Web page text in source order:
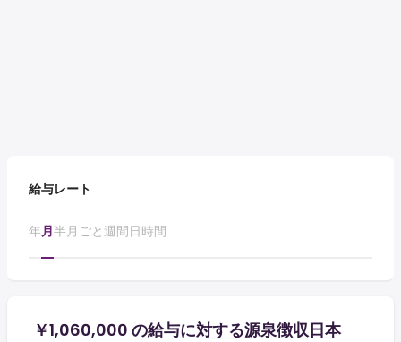
給与レート
年月半月ごと週間日時間
￥1,060,000 の給与に対する源泉徴収日本